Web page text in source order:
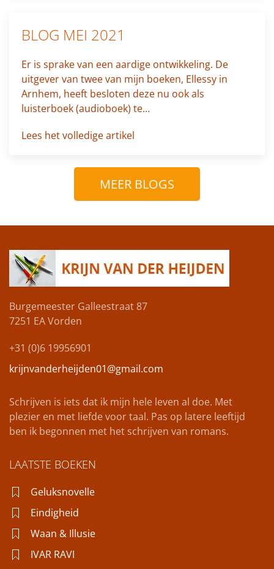
BLOG MEI 2021
Er is sprake van een aardige ontwikkeling. De
uitgever van twee van mijn boeken, Ellessy in
Arnhem, heeft besloten deze nu ook als
luisterboek (audioboek) te…
Lees het volledige artikel
MEER BLOGS
Burgemeester Galleestraat 87
7251 EAVorden
+31 (0)6 19956901
krijnvanderheijden01@gmail.com
Schrijven is iets dat ik mijn hele leven al doe. Met
plezier en met liefde voor taal. Pas op latere leeftijd
ben ik begonnen met het schrijven van romans.
LAATSTE BOEKEN
Geluksnovelle
Eindigheid
Waan & Illusie
IVAR RAVI